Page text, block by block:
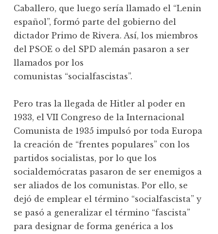
Caballero, que luego sería llamado el “Lenin
español”, formó parte del gobierno del
dictador Primo de Rivera. Así, los miembros
del PSOE o del SPD alemán pasaron a ser
llamados por los
comunistas “socialfascistas”.
Pero tras la llegada de Hitler al poder en
1933, el VII Congreso de la Internacional
Comunista de 1935 impulsó por toda Europa
la creación de “frentes populares” con los
partidos socialistas, por lo que los
socialdemócratas pasaron de ser enemigos a
ser aliados de los comunistas. Por ello, se
dejó de emplear el término “socialfascista” y
se pasó a generalizar el término “fascista”
para designar de forma genérica a los